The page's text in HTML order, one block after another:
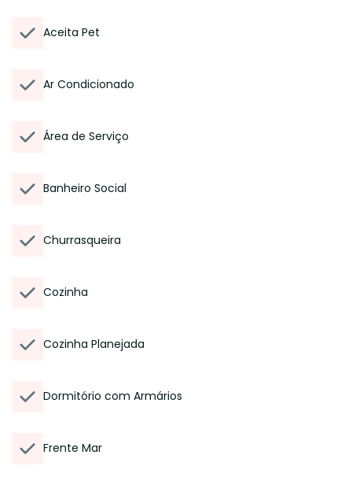
Aceita Pet
Ar Condicionado
Área de Serviço
Banheiro Social
Churrasqueira
Cozinha
Cozinha Planejada
Dormitório com Armários
Frente Mar